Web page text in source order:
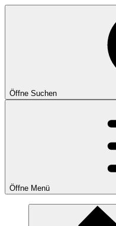
Öffne Suchen
Öffne Menü